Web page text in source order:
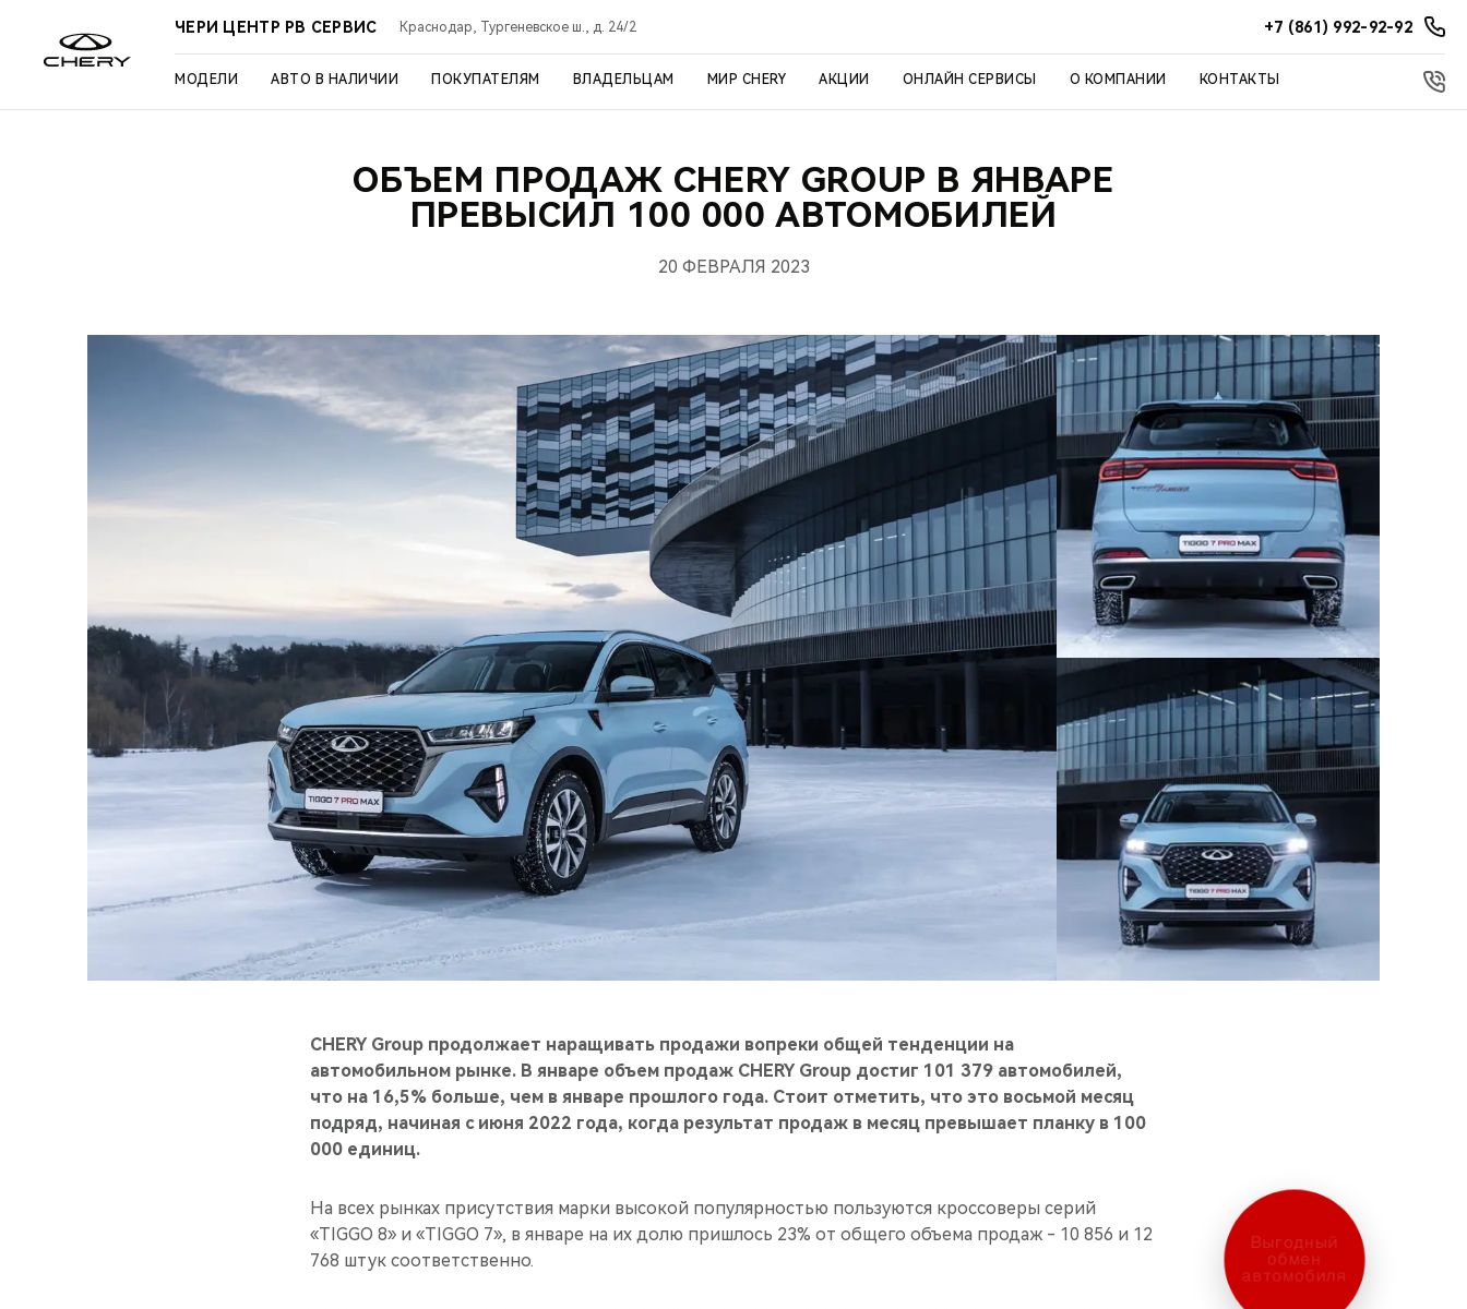
ЧЕРИ ЦЕНТР РВ СЕРВИС Краснодар, Тургеневское ш., д. 24/2 +7 (861) 992-92-92
МОДЕЛИ АВТО В НАЛИЧИИ ПОКУПАТЕЛЯМ ВЛАДЕЛЬЦАМ МИР CHERY АКЦИИ ОНЛАЙН СЕРВИСЫ О КОМПАНИИ КОНТАКТЫ
ОБЪЕМ ПРОДАЖ CHERY GROUP В ЯНВАРЕ
ПРЕВЫСИЛ 100 000 АВТОМОБИЛЕЙ
20 ФЕВРАЛЯ 2023
CHERY Group продолжает наращивать продажи вопреки общей тенденции на
автомобильном рынке. В январе объем продаж CHERY Group достиг 101 379 автомобилей,
что на 16,5% больше, чем в январе прошлого года. Стоит отметить, что это восьмой месяц
подряд, начиная с июня 2022 года, когда результат продаж в месяц превышает планку в 100
000 единиц.
На всех рынках присутствия марки высокой популярностью пользуются кроссоверы серий
«TIGGO 8» и «TIGGO 7», в январе на их долю пришлось 23% от общего объема продаж - 10 856 и 12
768 штук соответственно.
Выгодный
обмен
автомобиля